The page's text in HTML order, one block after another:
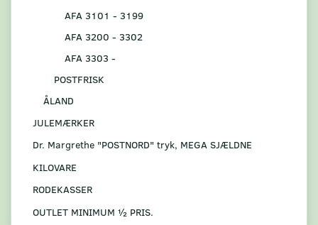
AFA 3101 - 3199
AFA 3200 - 3302
AFA 3303 -
POSTFRISK
ÅLAND
JULEMÆRKER
Dr. Margrethe "POSTNORD" tryk, MEGA SJÆLDNE
KILOVARE
RODEKASSER
OUTLET MINIMUM ½ PRIS.